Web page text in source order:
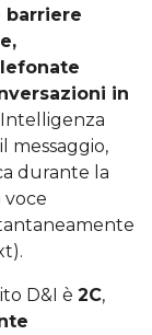
barriere
in
messaggio,
durante la
D&I è 2C,